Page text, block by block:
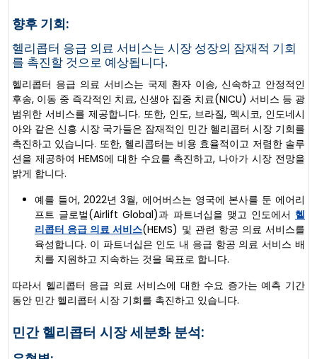
향후 기회:
헬리콥터 응급 의료 서비스는 시장 성장의 잠재적 기회
를 촉진할 것으로 예상됩니다.
헬리콥터 응급 의료 서비스는 국제 환자 이송, 신속하고 안정적인
후송, 이동 중 즉각적인 치료, 신생아 집중 치료(NICU) 서비스 등 광
범위한 서비스를 제공합니다. 또한, 인도, 브라질, 멕시코, 인도네시
아와 같은 신흥 시장 국가들은 잠재적인 민간 헬리콥터 시장 기회를
촉진하고 있습니다. 또한, 헬리콥터는 비용 효율적이고 저렴한 솔루
션을 제공하여 HEMS에 대한 수요를 촉진하고, 나아가 시장 전망을
밝게 합니다.
예를 들어, 2022년 3월, 에어버스는 영국에 본사를 둔 에어리
프트 글로벌(Airlift Global)과 파트너십을 맺고 인도에서 헬
리콥터 응급 의료 서비스(HEMS) 및 관련 항공 의료 서비스를
육성합니다. 이 파트너십은 인도 내 응급 항공 의료 서비스 배
치를 지원하고 지속하는 것을 목표로 합니다.
따라서 헬리콥터 응급 의료 서비스에 대한 수요 증가는 예측 기간
동안 민간 헬리콥터 시장 기회를 촉진하고 있습니다.
민간 헬리콥터 시장 세분화 분석: